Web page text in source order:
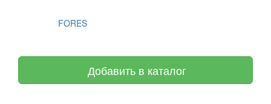
FORES
Добавить в каталог